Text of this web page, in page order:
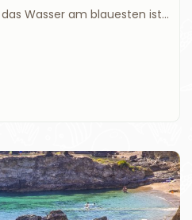
Wasser am blauesten ist...